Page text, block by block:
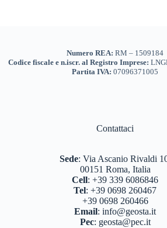
Numero REA:RM – 1509184
Codice fiscale e n.iscr. al Registro Imprese:
Partita IVA: 07096371005
Contattaci
Sede: Via Ascanio Rivaldi
00151 Roma, Italia
Cell:+39 339 6086846
Tel:+39 0698 260467
+39 0698 260466
Email:info@geosta.it
Pec: geosta@pec.it